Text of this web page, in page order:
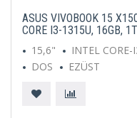
ASUS VIVOBOOK 15
CORE I3-1315U, 16GB,
15,6"
INTEL CORE-
DOS
EZÜST